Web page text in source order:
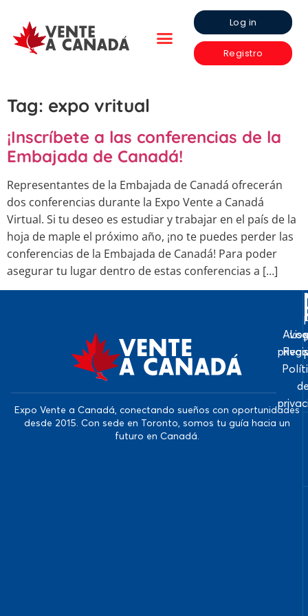
Log in
Registro
Tag: expo vritual
¡Inscríbete a las conferencias de la
Embajada de Canadá!
Representantes de la Embajada de Canadá ofrecerán
dos conferencias durante la Expo Vente a Canadá
Virtual. Si tu deseo es estudiar y trabajar en el país de la
hoja de maple el próximo año, ¡no te puedes perder las
conferencias de la Embajada de Canadá! Para poder
asegurar tu lugar dentro de estas conferencias a […]
Expo Vente a Canadá, conectando sueños con oportunidades
desde 2015. Con sede en Toronto, somos tu guía hacia un
futuro en Canadá.